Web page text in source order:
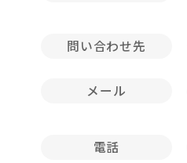
問い合わせ先
メール
電話